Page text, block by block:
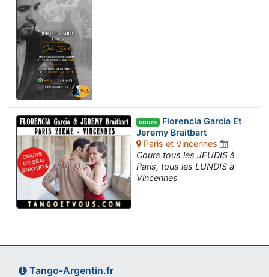
cours Florencia Garcia Et
Jeremy Braitbart
Paris et Vincennes
Cours tous les JEUDIS à
Paris, tous les LUNDIS à
Vincennes
Tango-Argentin.fr